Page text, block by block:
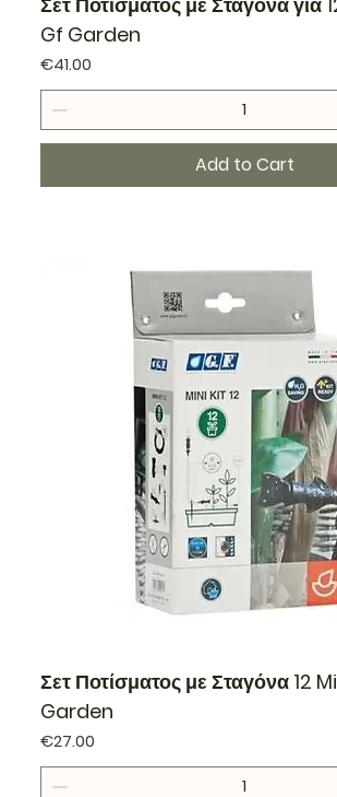
Gf Garden
Price
€41.00
Add to Cart
Σετ Ποτίσματος με Σταγόνα 12
Garden
Price
€27.00